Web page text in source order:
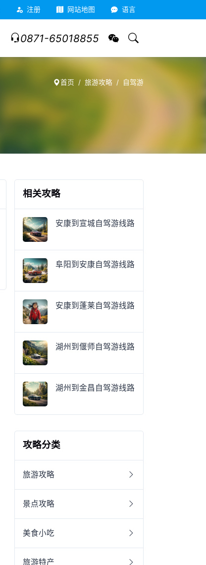
注册 网站地图 语言
0871-65018855
首页 旅游攻略 自驾游
相关攻略
安康到宣城自驾游线路
阜阳到安康自驾游线路
安康到蓬莱自驾游线路
湖州到偃师自驾游线路
湖州到金昌自驾游线路
攻略分类
旅游攻略
景点攻略
美食小吃
旅游特产